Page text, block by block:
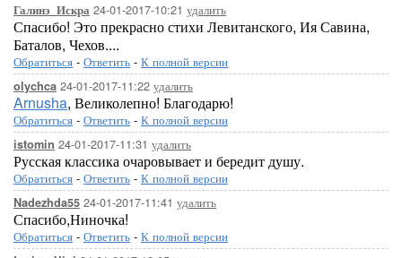
Галинэ_Искра 24-01-2017-10:21 удалить
Спасибо! Это прекрасно стихи Левитанского, Ия Савина,
Баталов, Чехов....
Обратиться - Ответить - К полной версии
olychca 24-01-2017-11:22 удалить
Arnusha, Великолепно! Благодарю!
Обратиться - Ответить - К полной версии
istomin 24-01-2017-11:31 удалить
Русская классика очаровывает и бередит душу.
Обратиться - Ответить - К полной версии
Nadezhda55 24-01-2017-11:41 удалить
Спасибо,Ниночка!
Обратиться - Ответить - К полной версии